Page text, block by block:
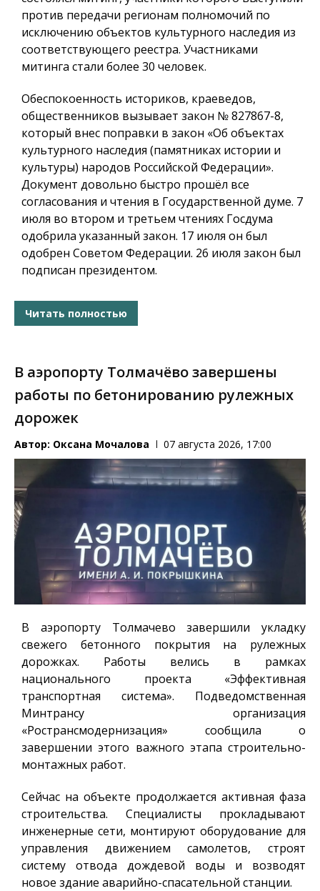
против передачи регионам полномочий по
исключению объектов культурного наследия из
соответствующего реестра. Участниками
митинга стали более 30 человек.
Обеспокоенность историков, краеведов,
общественников вызывает закон № 827867-8,
который внес поправки в закон «Об объектах
культурного наследия (памятниках истории и
культуры) народов Российской Федерации».
Документ довольно быстро прошёл все
согласования и чтения в Государственной думе. 7
июля во втором и третьем чтениях Госдума
одобрила указанный закон. 17 июля он был
одобрен Советом Федерации. 26 июля закон был
подписан президентом.
Читать полностью
В аэропорту Толмачёво завершены
работы по бетонированию рулежных
дорожек
Автор: Оксана Мочалова 07 августа 2026, 17:00
В аэропорту Толмачево завершили укладку
свежего бетонного покрытия на рулежных
дорожках. Работы велись в рамках
национального проекта «Эффективная
транспортная система». Подведомственная
Минтрансу организация
«Ространсмодернизация» сообщила о
завершении этого важного этапа строительно-
монтажных работ.
Сейчас на объекте продолжается активная фаза
строительства. Специалисты прокладывают
инженерные сети, монтируют оборудование для
управления движением самолетов, строят
систему отвода дождевой воды и возводят
новое здание аварийно-спасательной станции.